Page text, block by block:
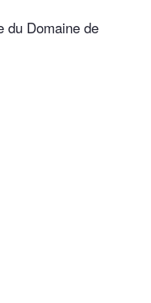
du Domaine de